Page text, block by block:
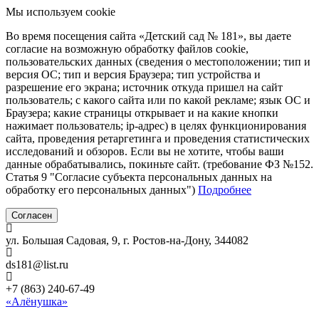
Мы используем cookie
Во время посещения сайта «Детский сад № 181», вы даете
согласие на возможную обработку файлов cookie,
пользовательских данных (сведения о местоположении; тип и
версия ОС; тип и версия Браузера; тип устройства и
разрешение его экрана; источник откуда пришел на сайт
пользователь; с какого сайта или по какой рекламе; язык ОС и
Браузера; какие страницы открывает и на какие кнопки
нажимает пользователь; ip-адрес) в целях функционирования
сайта, проведения ретаргетинга и проведения статистических
исследований и обзоров. Если вы не хотите, чтобы ваши
данные обрабатывались, покиньте сайт. (требование ФЗ №152.
Статья 9 "Согласие субъекта персональных данных на
обработку его персональных данных") Подробнее
Согласен
ул. Большая Садовая, 9, г. Ростов-на-Дону, 344082
ds181@list.ru
+7 (863) 240-67-49
«Алёнушка»